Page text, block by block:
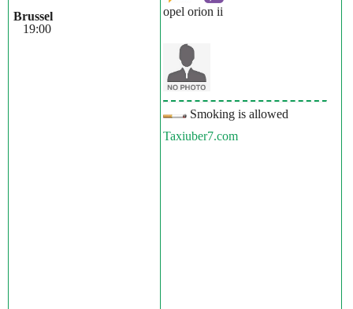
Brussel
19:00
opel orion ii
Smoking is allowed
Taxiuber7.com